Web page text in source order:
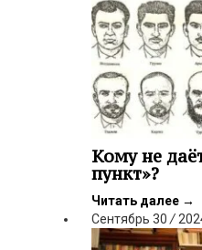
Кому не
пункт»?
Читать далее →
Сентябрь 30 /